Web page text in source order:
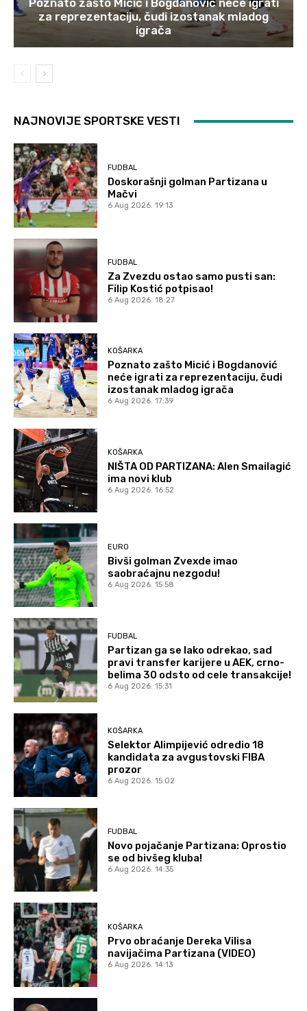
Poznato zašto Micić i Bogdanović neće igrati
za reprezentaciju, čudi izostanak mladog
igrača
NAJNOVIJE SPORTSKE VESTI
FUDBAL
Doskorašnji golman Partizana u
Mačvi
6 Aug 2026. 19:13
FUDBAL
Za Zvezdu ostao samo pusti san:
Filip Kostić potpisao!
6 Aug 2026. 18:27
KOŠARKA
Poznato zašto Micić i Bogdanović
neće igrati za reprezentaciju, čudi
izostanak mladog igrača
6 Aug 2026. 17:39
KOŠARKA
NIŠTA OD PARTIZANA: Alen Smailagić
ima novi klub
6 Aug 2026. 16:52
EURO
Bivši golman Zvexde imao
saobraćajnu nezgodu!
6 Aug 2026. 15:58
FUDBAL
Partizan ga se lako odrekao, sad
pravi transfer karijere u AEK, crno-
belima 30 odsto od cele transakcije!
6 Aug 2026. 15:31
KOŠARKA
Selektor Alimpijević odredio 18
kandidata za avgustovski FIBA
prozor
6 Aug 2026. 15:02
FUDBAL
Novo pojačanje Partizana: Oprostio
se od bivšeg kluba!
6 Aug 2026. 14:35
KOŠARKA
Prvo obraćanje Dereka Vilisa
navijačima Partizana (VIDEO)
6 Aug 2026. 14:13